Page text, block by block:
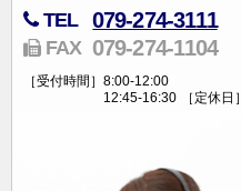
TEL 079-274-3111
FAX 079-274-1104
［受付時間］ 8:00-12:00
12:45-16:30
［定休日］